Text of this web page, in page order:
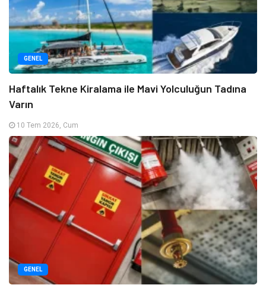
GENEL
Haftalık Tekne Kiralama ile Mavi Yolculuğun Tadına
Varın
10 Tem 2026, Cum
GENEL